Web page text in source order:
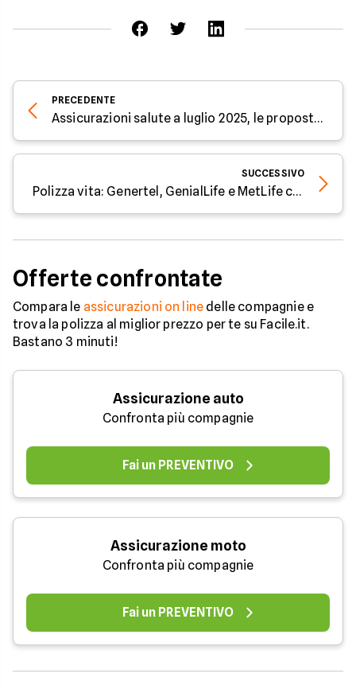
PRECEDENTE
Assicurazioni salute a luglio 2025, le proposte di Facile.it per una copertura completa
SUCCESSIVO
Polizza vita: Genertel, GenialLife e MetLife con vantaggi fiscali e capitali fino a 2 milioni
Offerte confrontate
Compara le assicurazioni on line delle compagnie e
trova la polizza al miglior prezzo per te su Facile.it.
Bastano 3 minuti!
Assicurazione auto
Confronta più compagnie
Fai un PREVENTIVO
Assicurazione moto
Confronta più compagnie
Fai un PREVENTIVO